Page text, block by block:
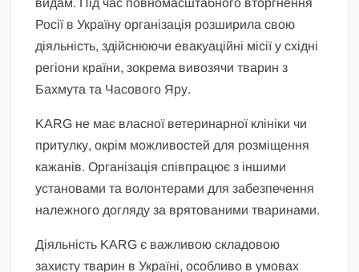
видам. Під час повномасштабного вторгнення
Росії в Україну організація розширила свою
діяльність, здійснюючи евакуаційні місії у східні
регіони країни, зокрема вивозячи тварин з
Бахмута та Часового Яру.
KARG не має власної ветеринарної клініки чи
притулку, окрім можливостей для розміщення
кажанів. Організація співпрацює з іншими
установами та волонтерами для забезпечення
належного догляду за врятованими тваринами.
Діяльність KARG є важливою складовою
захисту тварин в Україні, особливо в умовах